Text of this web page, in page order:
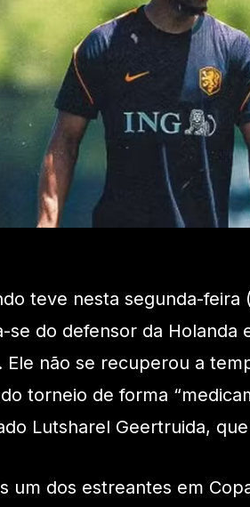
teve nesta segunda-feira
se do defensor da Holanda
não se recuperou a
torneio de forma
Lutsharel Geertruida,
um dos estreantes em